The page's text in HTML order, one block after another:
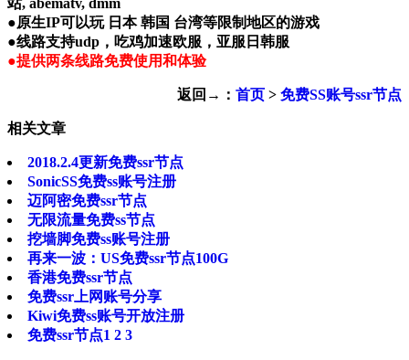
站, abematv, dmm
●原生IP可以玩 日本 韩国 台湾等限制地区的游戏
●线路支持udp，吃鸡加速欧服，亚服日韩服
●提供两条线路免费使用和体验
返回→： 首页 > 免费SS账号ssr节点
相关文章
2018.2.4更新免费ssr节点
SonicSS免费ss账号注册
迈阿密免费ssr节点
无限流量免费ss节点
挖墙脚免费ss账号注册
再来一波：US免费ssr节点100G
香港免费ssr节点
免费ssr上网账号分享
Kiwi免费ss账号开放注册
免费ssr节点1 2 3